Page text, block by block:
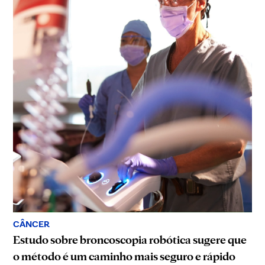
CÂNCER
Estudo sobre broncoscopia robótica sugere que
o método é um caminho mais seguro e rápido